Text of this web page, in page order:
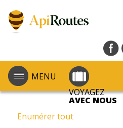
MENU
VOYAGEZ
AVEC NOUS
Enumérer tout